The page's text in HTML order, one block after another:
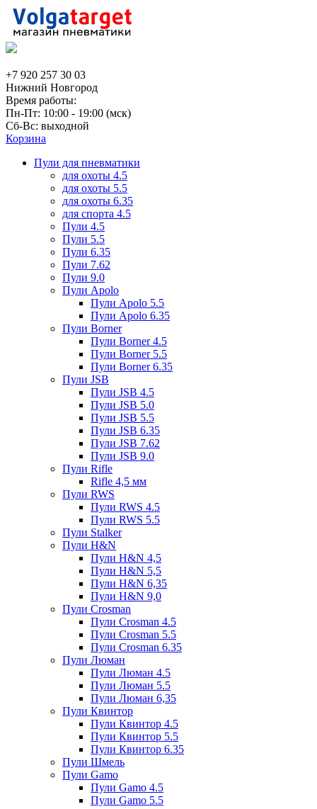
+7 920 257 30 03
Нижний Новгород
Время работы:
Пн-Пт: 10:00 - 19:00 (мск)
Сб-Вс: выходной
Корзина
Пули для пневматики
для охоты 4.5
для охоты 5.5
для охоты 6.35
для спорта 4.5
Пули 4.5
Пули 5.5
Пули 6.35
Пули 7.62
Пули 9.0
Пули Apolo
Пули Apolo 5.5
Пули Apolo 6.35
Пули Borner
Пули Borner 4.5
Пули Borner 5.5
Пули Borner 6.35
Пули JSB
Пули JSB 4.5
Пули JSB 5.0
Пули JSB 5.5
Пули JSB 6.35
Пули JSB 7.62
Пули JSB 9.0
Пули Rifle
Rifle 4,5 мм
Пули RWS
Пули RWS 4.5
Пули RWS 5.5
Пули Stalker
Пули H&N
Пули H&N 4,5
Пули H&N 5,5
Пули H&N 6,35
Пули H&N 9,0
Пули Crosman
Пули Crosman 4.5
Пули Crosman 5.5
Пули Crosman 6.35
Пули Люман
Пули Люман 4.5
Пули Люман 5.5
Пули Люман 6,35
Пули Квинтор
Пули Квинтор 4.5
Пули Квинтор 5.5
Пули Квинтор 6.35
Пули Шмель
Пули Gamo
Пули Gamo 4.5
Пули Gamo 5.5